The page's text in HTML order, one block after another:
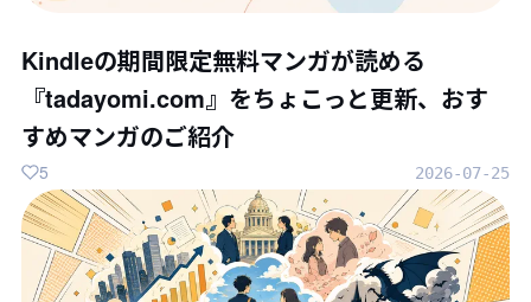
Kindleの期間限定無料マンガが読める
『tadayomi.com』をちょこっと更新、おす
すめマンガのご紹介
2026-07-25
5